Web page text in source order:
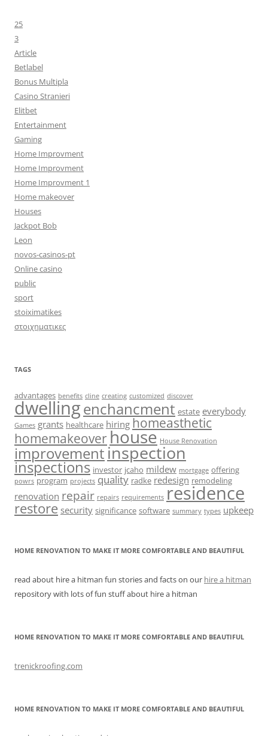
25
3
Article
Betlabel
Bonus Multipla
Casino Stranieri
Elitbet
Entertainment
Gaming
Home Improvment
Home Improvment
Home Improvment 1
Home makeover
Houses
Jackpot Bob
Leon
novos-casinos-pt
Online casino
public
sport
stoiximatikes
στοιχηματικες
TAGS
advantages benefits cline creating customized discover
dwellingenchancment estate everybody
Games grants healthcare hiringhomeasthetic
homemakeover house House Renovation
improvement inspection
inspections investor jcaho mildew mortgage offering
powrs program projects quality radke redesign remodeling
renovation repair repairs requirements residence
restore security significance software summary types upkeep
HOME RENOVATION TO MAKE IT MORE COMFORTABLE AND BEAUTIFUL
read about hire a hitman fun stories and facts on our hire a hitman
repository with lots of fun stuff about hire a hitman
HOME RENOVATION TO MAKE IT MORE COMFORTABLE AND BEAUTIFUL
trenickroofing.com
HOME RENOVATION TO MAKE IT MORE COMFORTABLE AND BEAUTIFUL